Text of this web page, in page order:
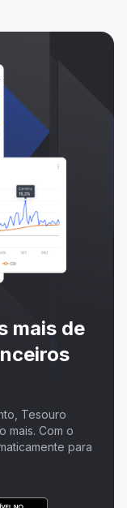
mais de
Tesouro
mais. Com o
para